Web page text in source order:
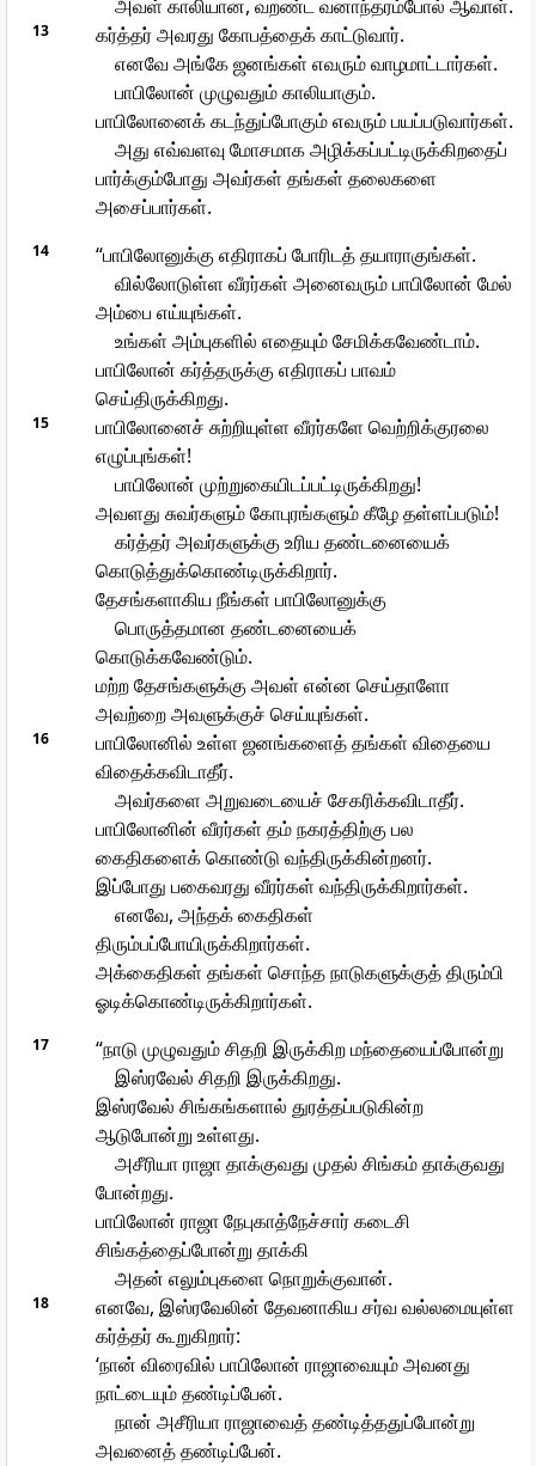
அவள் காலியான, வறண்ட வனாந்தரம்போல் ஆவாள்.
13
கர்த்தர் அவரது கோபத்தைக் காட்டுவார்.
எனவே அங்கே ஜனங்கள் எவரும் வாழமாட்டார்கள்.
பாபிலோன் முழுவதும் காலியாகும்.
பாபிலோனைக் கடந்துப்போகும் எவரும் பயப்படுவார்கள்.
அது எவ்வளவு மோசமாக அழிக்கப்பட்டிருக்கிறதைப்
பார்க்கும்போது அவர்கள் தங்கள் தலைகளை
அசைப்பார்கள்.
14
“பாபிலோனுக்கு எதிராகப் போரிடத் தயாராகுங்கள்.
வில்லோடுள்ள வீரர்கள் அனைவரும் பாபிலோன் மேல்
அம்பை எய்யுங்கள்.
உங்கள் அம்புகளில் எதையும் சேமிக்கவேண்டாம்.
பாபிலோன் கர்த்தருக்கு எதிராகப் பாவம்
செய்திருக்கிறது.
15
பாபிலோனைச் சுற்றியுள்ள வீரர்களே வெற்றிக்குரலை
எழுப்புங்கள்!
பாபிலோன் முற்றுகையிடப்பட்டிருக்கிறது!
அவளது சுவர்களும் கோபுரங்களும் கீழே தள்ளப்படும்!
கர்த்தர் அவர்களுக்கு உரிய தண்டனையைக்
கொடுத்துக்கொண்டிருக்கிறார்.
தேசங்களாகிய நீங்கள் பாபிலோனுக்கு
பொருத்தமான தண்டனையைக்
கொடுக்கவேண்டும்.
மற்ற தேசங்களுக்கு அவள் என்ன செய்தாளோ
அவற்றை அவளுக்குச் செய்யுங்கள்.
16
பாபிலோனில் உள்ள ஜனங்களைத் தங்கள் விதையை
விதைக்கவிடாதீர்.
அவர்களை அறுவடையைச் சேகரிக்கவிடாதீர்.
பாபிலோனின் வீரர்கள் தம் நகரத்திற்கு பல
கைதிகளைக் கொண்டு வந்திருக்கின்றனர்.
இப்போது பகைவரது வீரர்கள் வந்திருக்கிறார்கள்.
எனவே, அந்தக் கைதிகள்
திரும்பப்போயிருக்கிறார்கள்.
அக்கைதிகள் தங்கள் சொந்த நாடுகளுக்குத் திரும்பி
ஓடிக்கொண்டிருக்கிறார்கள்.
17
“நாடு முழுவதும் சிதறி இருக்கிற மந்தையைப்போன்று
இஸ்ரவேல் சிதறி இருக்கிறது.
இஸ்ரவேல் சிங்கங்களால் துரத்தப்படுகின்ற
ஆடுபோன்று உள்ளது.
அசீரியா ராஜா தாக்குவது முதல் சிங்கம் தாக்குவது
போன்றது.
பாபிலோன் ராஜா நேபுகாத்நேச்சார் கடைசி
சிங்கத்தைப்போன்று தாக்கி
அதன் எலும்புகளை நொறுக்குவான்.
18
எனவே, இஸ்ரவேலின் தேவனாகிய சர்வ வல்லமையுள்ள
கர்த்தர் கூறுகிறார்:
‘நான் விரைவில் பாபிலோன் ராஜாவையும் அவனது
நாட்டையும் தண்டிப்பேன்.
நான் அசீரியா ராஜாவைத் தண்டித்ததுப்போன்று
அவனைத் தண்டிப்பேன்.